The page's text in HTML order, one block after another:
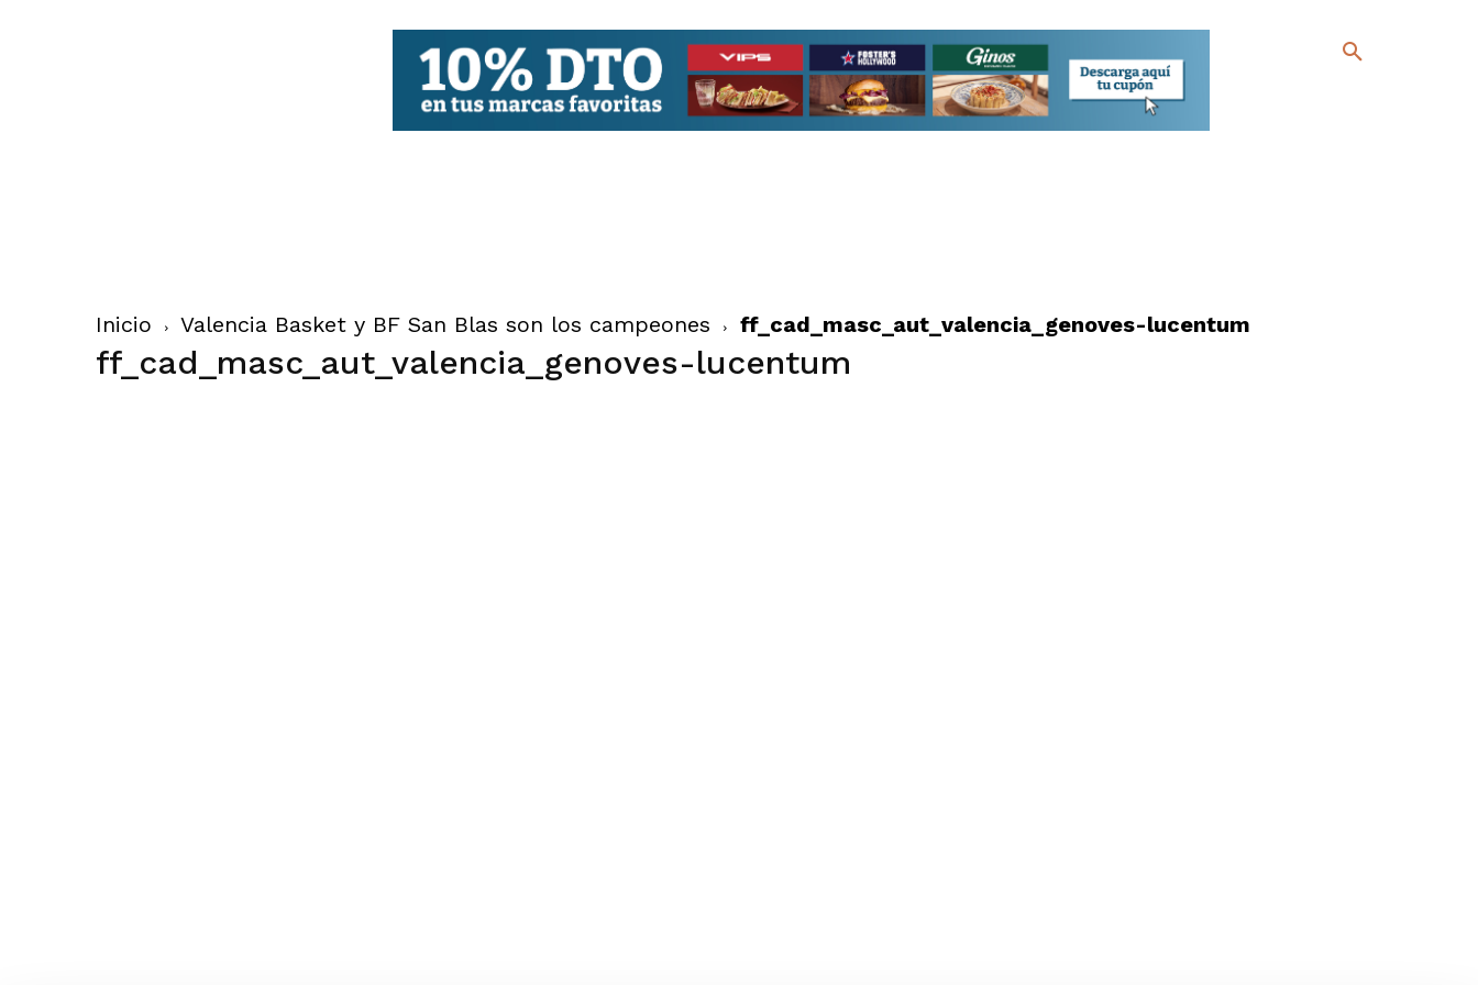
Inicio Valencia Basket y BF San Blas son los campeones ff_cad_masc_aut_valencia_genoves-lucentum
ff_cad_masc_aut_valencia_genoves-lucentum